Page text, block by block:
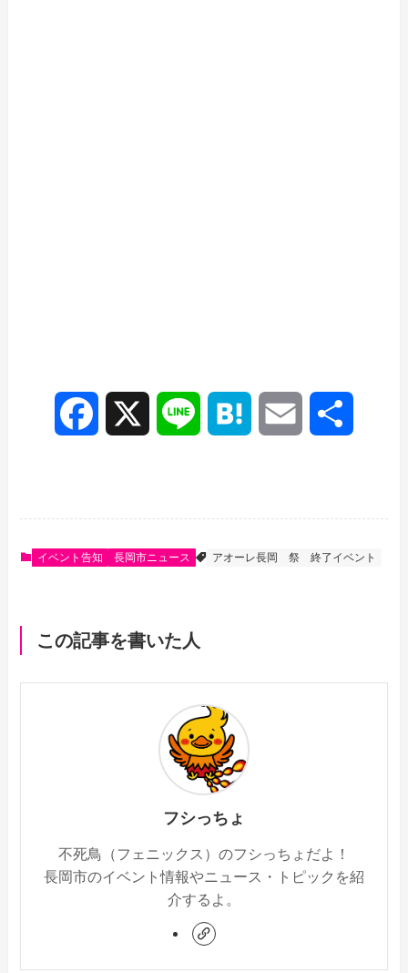
e
o
イベント告知 長岡市ニュース アオーレ長岡 祭 終了イベント
この記事を書いた人
フシっちょ
不死鳥（フェニックス）のフシっちょだよ！
長岡市のイベント情報やニュース・トピックを紹
介するよ。